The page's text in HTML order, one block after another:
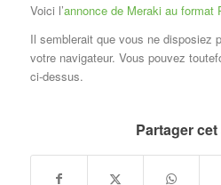
Voici l’annonce de Meraki au format
Il semblerait que vous ne disposiez
votre navigateur. Vous pouvez
ci-dessus.
Partager